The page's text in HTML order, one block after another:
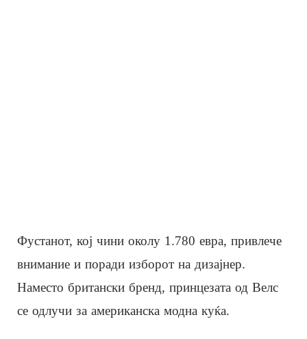
Фустанот, кој чини околу 1.780 евра, привлече
внимание и поради изборот на дизајнер.
Наместо британски бренд, принцезата од Велс
се одлучи за американска модна куќа.